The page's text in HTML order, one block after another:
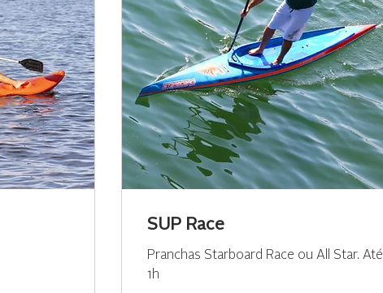
SUP Race
Pranchas Starboard Race ou All Star. Até
1h